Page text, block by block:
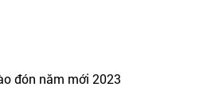
đón năm mới 2023